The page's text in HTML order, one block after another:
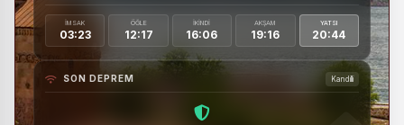
İMSAK
03:23
ÖĞLE
12:17
İKINDI
16:06
AKŞAM
19:16
YATSI
20:44
SON DEPREM Kandilli